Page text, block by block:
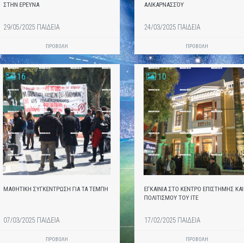
ΣΤΗΝ ΕΡΕΥΝΑ
29/05/2025 ΠΑΙΔΕΙΑ
ΠΡΟΒΟΛΗ
ΑΛΙΚΑΡΝΑΣΣΌΥ
24/03/2025 ΠΑΙΔΕΙΑ
ΠΡΟΒΟΛΗ
16
ΜΑΘΗΤΙΚΗ ΣΥΓΚΕΝΤΡΩΣΗ ΓΙΑ ΤΑ ΤΕΜΠΗ
07/03/2025 ΠΑΙΔΕΙΑ
ΠΡΟΒΟΛΗ
10
ΕΓΚΑΙΝΙΑ ΣΤΟ ΚΕΝΤΡΟ ΕΠΙΣΤΗΜΗΣ ΚΑΙ
ΠΟΛΙΤΙΣΜΟΥ ΤΟΥ ΙΤΕ
17/02/2025 ΠΑΙΔΕΙΑ
ΠΡΟΒΟΛΗ